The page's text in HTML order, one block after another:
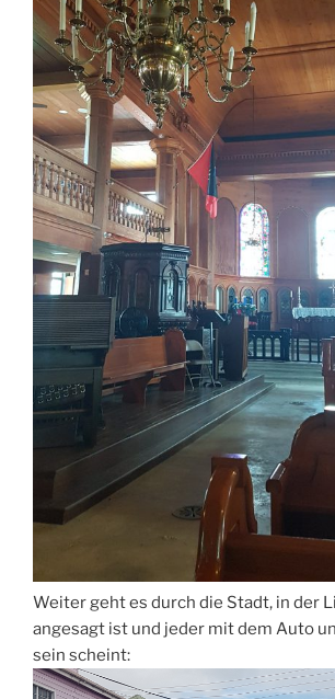
Weiter geht es durch die Stadt, in der
angesagt ist und jeder mit dem Auto
sein scheint: